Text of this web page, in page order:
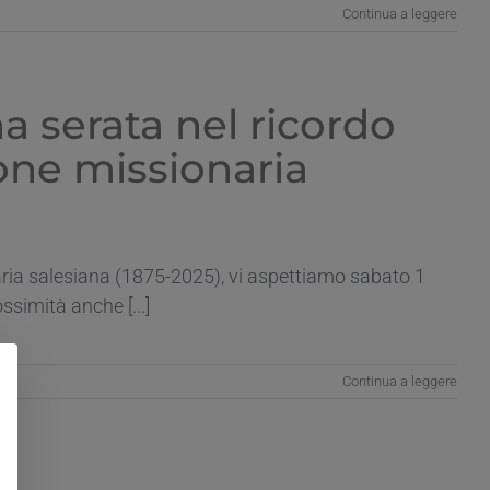
Continua a leggere
serata nel ricordo
missionaria
salesiana (1875-2025), vi aspettiamo sabato 1
anche [...]
Continua a leggere